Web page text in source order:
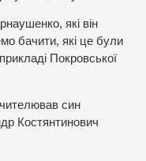
які він
бачити, які це були
Покровської
син
Костянтинович